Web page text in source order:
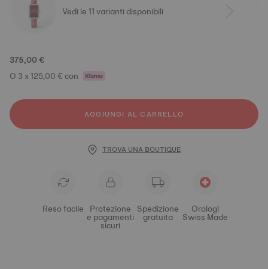
Vedi le 11 varianti disponibili
375,00 €
O 3 x 125,00 € con
AGGIUNGI AL CARRELLO
TROVA UNA BOUTIQUE
Reso facile Protezione
e pagamenti
sicuri
Spedizione
gratuita
Orologi
Swiss Made